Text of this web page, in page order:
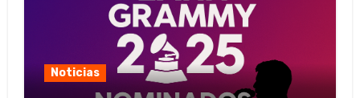
Noticias